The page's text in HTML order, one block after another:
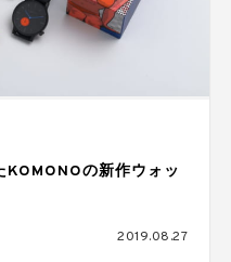
KOMONOの新作ウォッ
2019.08.27